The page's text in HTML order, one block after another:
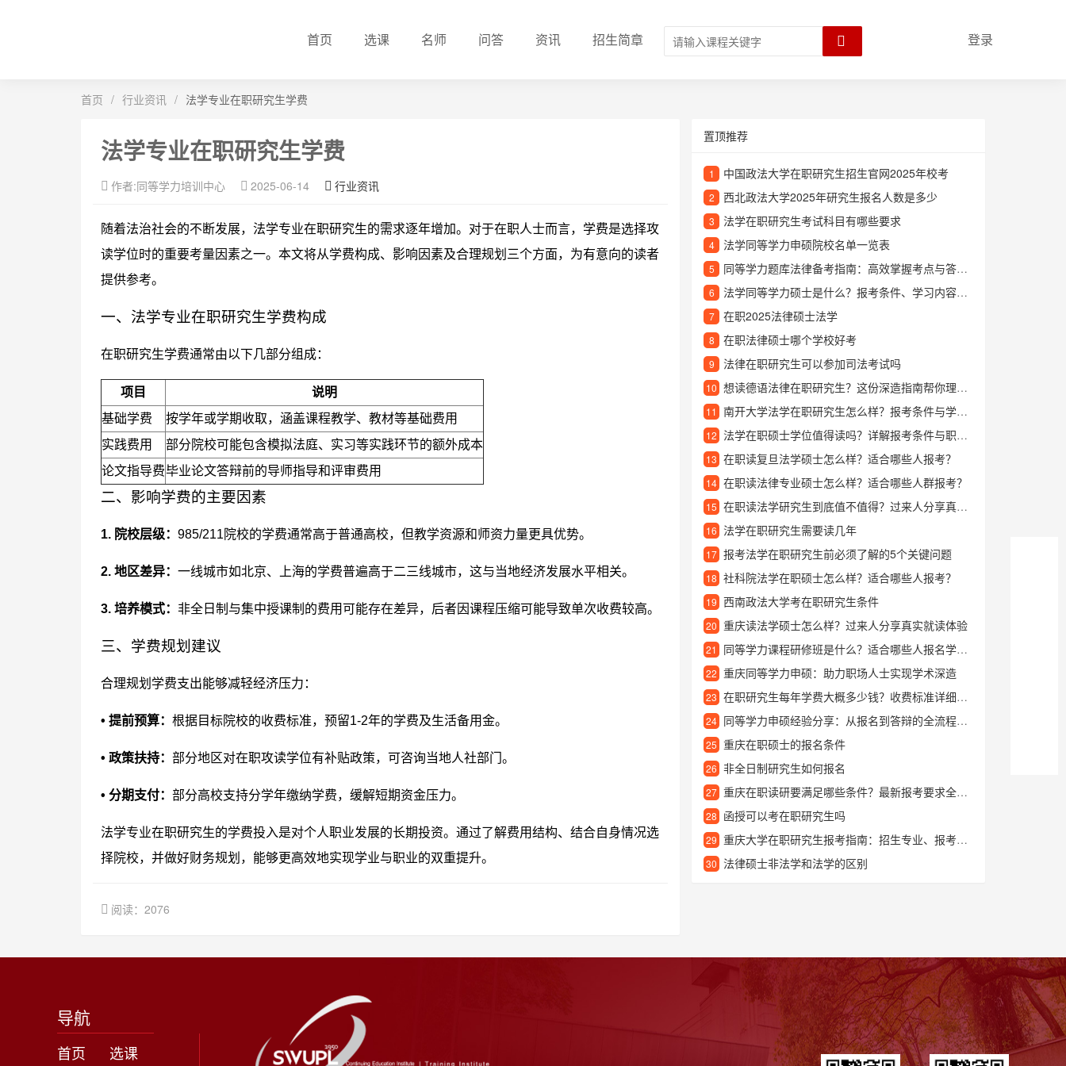
首页 选课 名师 问答 资讯 招生简章 登录
首页 / 行业资讯 / 法学专业在职研究生学费
法学专业在职研究生学费
作者:同等学力培训中心 2025-06-14 行业资讯
随着法治社会的不断发展，法学专业在职研究生的需求逐年增加。对于在职人士而言，学费是选择攻
读学位时的重要考量因素之一。本文将从学费构成、影响因素及合理规划三个方面，为有意向的读者
提供参考。
一、法学专业在职研究生学费构成
在职研究生学费通常由以下几部分组成：
项目
说明
基础学费
按学年或学期收取，涵盖课程教学、教材等基础费用
实践费用
部分院校可能包含模拟法庭、实习等实践环节的额外成本
论文指导费毕业论文答辩前的导师指导和评审费用
二、影响学费的主要因素
1. 院校层级： 985/211院校的学费通常高于普通高校，但教学资源和师资力量更具优势。
2. 地区差异： 一线城市如北京、上海的学费普遍高于二三线城市，这与当地经济发展水平相关。
3. 培养模式： 非全日制与集中授课制的费用可能存在差异，后者因课程压缩可能导致单次收费较高。
三、学费规划建议
合理规划学费支出能够减轻经济压力：
• 提前预算： 根据目标院校的收费标准，预留1-2年的学费及生活备用金。
• 政策扶持： 部分地区对在职攻读学位有补贴政策，可咨询当地人社部门。
• 分期支付： 部分高校支持分学年缴纳学费，缓解短期资金压力。
法学专业在职研究生的学费投入是对个人职业发展的长期投资。通过了解费用结构、结合自身情况选
择院校，并做好财务规划，能够更高效地实现学业与职业的双重提升。
阅读：2076
置顶推荐
1 中国政法大学在职研究生招生官网2025年校考
2 西北政法大学2025年研究生报名人数是多少
3 法学在职研究生考试科目有哪些要求
4 法学同等学力申硕院校名单一览表
5 同等学力题库法律备考指南：高效掌握考点与答题技巧
6 法学同等学力硕士是什么？报考条件、学习内容和就业前景全面解析
7 在职2025法律硕士法学
8 在职法律硕士哪个学校好考
9 法律在职研究生可以参加司法考试吗
10 想读德语法律在职研究生？这份深造指南帮你理清方向
11 南开大学法学在职研究生怎么样？报考条件与学习优势全解析
12 法学在职硕士学位值得读吗？详解报考条件与职业发展
13 在职读复旦法学硕士怎么样？适合哪些人报考？
14 在职读法律专业硕士怎么样？适合哪些人群报考？
15 在职读法学研究生到底值不值得？过来人分享真实体验
16 法学在职研究生需要读几年
17 报考法学在职研究生前必须了解的5个关键问题
18 社科院法学在职硕士怎么样？适合哪些人报考？
19 西南政法大学考在职研究生条件
20 重庆读法学硕士怎么样？过来人分享真实就读体验
21 同等学力课程研修班是什么？适合哪些人报名学习？
22 重庆同等学力申硕：助力职场人士实现学术深造
23 在职研究生每年学费大概多少钱？收费标准详细解读
24 同等学力申硕经验分享：从报名到答辩的全流程指南
25 重庆在职硕士的报名条件
26 非全日制研究生如何报名
27 重庆在职读研要满足哪些条件？最新报考要求全解析
28 函授可以考在职研究生吗
29 重庆大学在职研究生报考指南：招生专业、报考条件及学习优势
30 法律硕士非法学和法学的区别
导航
首页 选课